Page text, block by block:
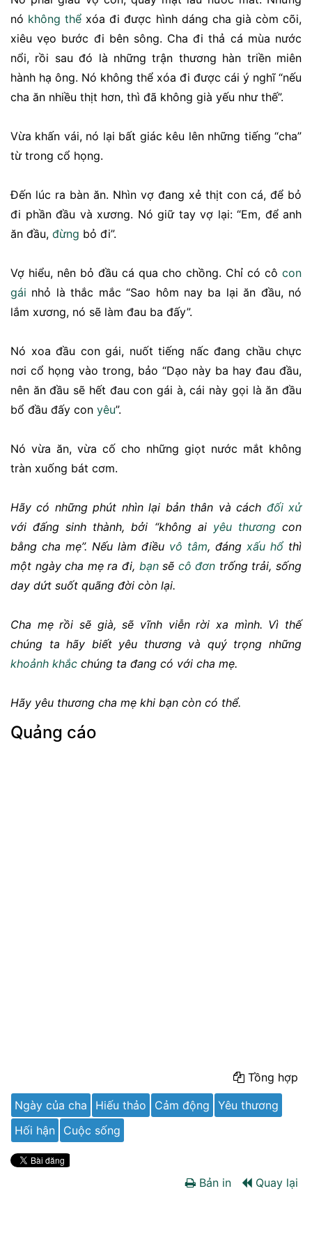
nó không thể xóa đi được hình dáng cha già còm cõi,
xiêu vẹo bước đi bên sông. Cha đi thả cá mùa nước
nổi, rồi sau đó là những trận thương hàn triền miên
hành hạ ông. Nó không thể xóa đi được cái ý nghĩ “nếu
cha ăn nhiều thịt hơn, thì đã không già yếu như thế”.
Vừa khấn vái, nó lại bất giác kêu lên những tiếng “cha”
từ trong cổ họng.
Đến lúc ra bàn ăn. Nhìn vợ đang xẻ thịt con cá, để bỏ
đi phần đầu và xương. Nó giữ tay vợ lại: “Em, để anh
ăn đầu, đừng bỏ đi”.
Vợ hiểu, nên bỏ đầu cá qua cho chồng. Chỉ có cô con
gái nhỏ là thắc mắc “Sao hôm nay ba lại ăn đầu, nó
lắm xương, nó sẽ làm đau ba đấy”.
Nó xoa đầu con gái, nuốt tiếng nấc đang chầu chực
nơi cổ họng vào trong, bảo “Dạo này ba hay đau đầu,
nên ăn đầu sẽ hết đau con gái à, cái này gọi là ăn đầu
bổ đầu đấy con yêu”.
Nó vừa ăn, vừa cố cho những giọt nước mắt không
tràn xuống bát cơm.
Hãy có những phút nhìn lại bản thân và cách đối xử
với đấng sinh thành, bởi “không ai yêu thươngcon
bằng cha mẹ”. Nếu làm điều vô tâm, đáng xấu hổthì
một ngày cha mẹ ra đi, bạnsẽ cô đơn trống trải, sống
day dứt suốt quãng đời còn lại.
Cha mẹ rồi sẽ già, sẽ vĩnh viễn rời xa mình. Vì thế
chúng ta hãy biết yêu thương và quý trọng những
khoảnh khắc chúng ta đang có với cha mẹ.
Hãy yêu thương cha mẹ khi bạn còn có thể.
Quảng cáo
Tồng hợp
Ngày của cha
Hiếu thảo Cảm động
Yêu thương
Hối hận
Cuộc sống
Bản in Quay lại